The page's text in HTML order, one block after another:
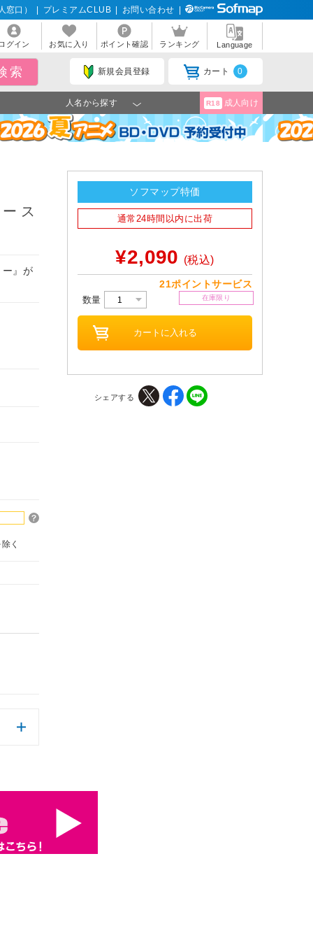
窓口） プレミアムCLUB お問い合わせ
グイン お気に入り ポイント確認 ランキング Language
新規会員登録 カート 0
人名から探す R18 成人向け
ス
ー』が
く
ソフマップ特価
通常24時間以内に出荷
¥2,090 (税込)
21ポイントサービス
数量 在庫限り
シェアする